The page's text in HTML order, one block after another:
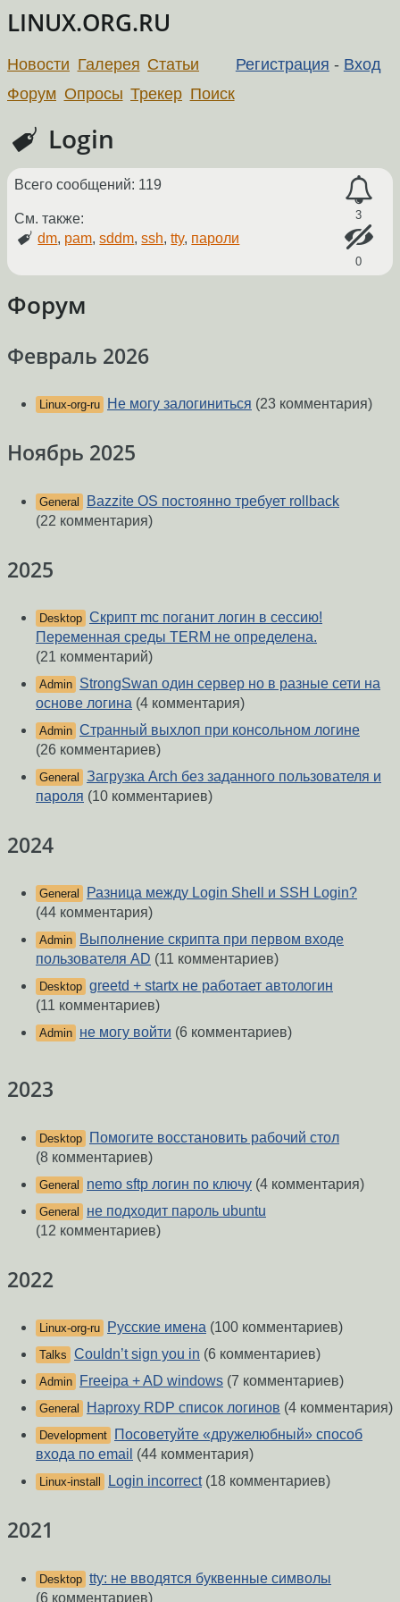
LINUX.ORG.RU
Регистрация - Вход
Новости Галерея Статьи
Форум Опросы Трекер Поиск
Login
3
0
Всего сообщений: 119
См. также:
dm, pam,sddm,ssh,tty, пароли
Форум
Февраль 2026
Linux-org-ru Не могу залогиниться (23 комментария)
Ноябрь 2025
General
Bazzite OS постоянно требует rollback
(22 комментария)
2025
Desktop Скрипт mc поганит логин в сессию!
Переменная среды TERM не определена.
(21 комментарий)
Admin StrongSwan один сервер но в разные сети на
основе логина (4 комментария)
Admin Странный выхлоп при консольном логине
(26 комментариев)
General
Загрузка Arch без заданного пользователя и
пароля (10 комментариев)
2024
General
Разница между Login Shell и SSH Login?
(44 комментария)
Admin
Выполнение скрипта при первом входе
пользователя AD (11 комментариев)
Desktop greetd + startx не работает автологин
(11 комментариев)
Admin не могу войти (6 комментариев)
2023
Desktop
Помогите восстановить рабочий стол
(8 комментариев)
General nemo sftp логин по ключу (4 комментария)
General
не подходит пароль ubuntu
(12 комментариев)
2022
Linux-org-ru Русские имена (100 комментариев)
Talks Couldn’t sign you in (6 комментариев)
Admin Freeipa + AD windows (7 комментариев)
General Haproxy RDP список логинов (4 комментария)
Development
Посоветуйте «дружелюбный» способ
входа по email (44 комментария)
Linux-install Login incorrect(18 комментариев)
2021
Desktop tty: не вводятся буквенные символы
(6 комментариев)